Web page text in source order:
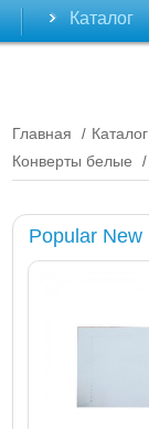
Каталог
Главная / Каталог
Конверты белые /
Popular New